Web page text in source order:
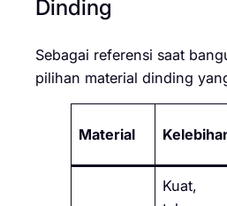
Dinding
Sebagai referensi saat
pilihan material dinding
Material
Kuat,